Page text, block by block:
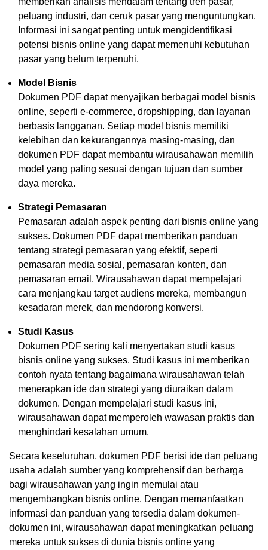
peluang industri, dan ceruk pasar yang menguntungkan.
Informasi ini sangat penting untuk mengidentifikasi
potensi bisnis online yang dapat memenuhi kebutuhan
pasar yang belum terpenuhi.
Model Bisnis
Dokumen PDF dapat menyajikan berbagai model bisnis
online, seperti e-commerce, dropshipping, dan layanan
berbasis langganan. Setiap model bisnis memiliki
kelebihan dan kekurangannya masing-masing, dan
dokumen PDF dapat membantu wirausahawan memilih
model yang paling sesuai dengan tujuan dan sumber
daya mereka.
Strategi Pemasaran
Pemasaran adalah aspek penting dari bisnis online yang
sukses. Dokumen PDF dapat memberikan panduan
tentang strategi pemasaran yang efektif, seperti
pemasaran media sosial, pemasaran konten, dan
pemasaran email. Wirausahawan dapat mempelajari
cara menjangkau target audiens mereka, membangun
kesadaran merek, dan mendorong konversi.
Studi Kasus
Dokumen PDF sering kali menyertakan studi kasus
bisnis online yang sukses. Studi kasus ini memberikan
contoh nyata tentang bagaimana wirausahawan telah
menerapkan ide dan strategi yang diuraikan dalam
dokumen. Dengan mempelajari studi kasus ini,
wirausahawan dapat memperoleh wawasan praktis dan
menghindari kesalahan umum.
Secara keseluruhan, dokumen PDF berisi ide dan peluang
usaha adalah sumber yang komprehensif dan berharga
bagi wirausahawan yang ingin memulai atau
mengembangkan bisnis online. Dengan memanfaatkan
informasi dan panduan yang tersedia dalam dokumen-
dokumen ini, wirausahawan dapat meningkatkan peluang
mereka untuk sukses di dunia bisnis online yang